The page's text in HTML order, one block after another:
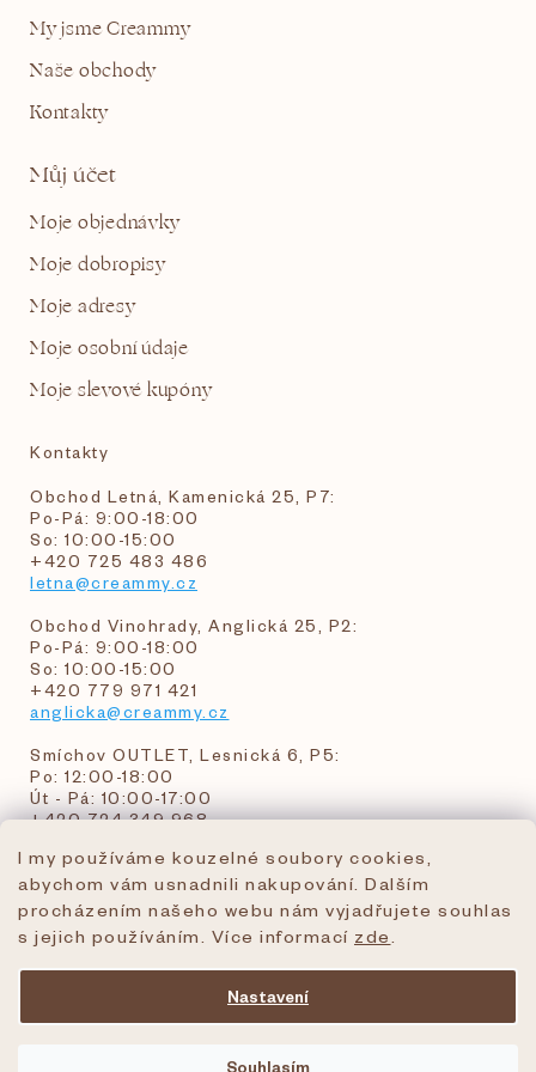
I my používáme kouzelné soubory cookies,
abychom vám usnadnili nakupování. Dalším
procházením našeho webu nám vyjadřujete souhlas
s jejich používáním. Více informací zde
Nastavení
Souhlasím
My jsme Creammy
Naše obchody
Kontakty
Můj účet
Moje objednávky
Moje dobropisy
Moje adresy
Moje osobní údaje
Moje slevové kupóny
Kontakty
Obchod Letná, Kamenická 25, P7:
Po-Pá: 9:00-18:00
So: 10:00-15:00
+420 725 483 486
letna@creammy.cz
Obchod Vinohrady, Anglická 25, P2:
Po-Pá: 9:00-18:00
So: 10:00-15:00
+420 779 971 421
anglicka@creammy.cz
Smíchov OUTLET, Lesnická 6, P5:
Po: 12:00-18:00
Út - Pá: 10:00-17:00
+420 724 349 968
objednavky@creammy.cz
tel:+420 724 349 968